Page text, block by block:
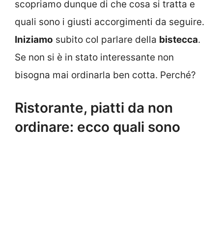
scopriamo dunque di che cosa si tratta e
quali sono i giusti accorgimenti da seguire.
Iniziamo subito col parlare della bistecca.
Se non si è in stato interessante non
bisogna mai ordinarla ben cotta. Perché?
Ristorante, piatti da non
ordinare: ecco quali sono